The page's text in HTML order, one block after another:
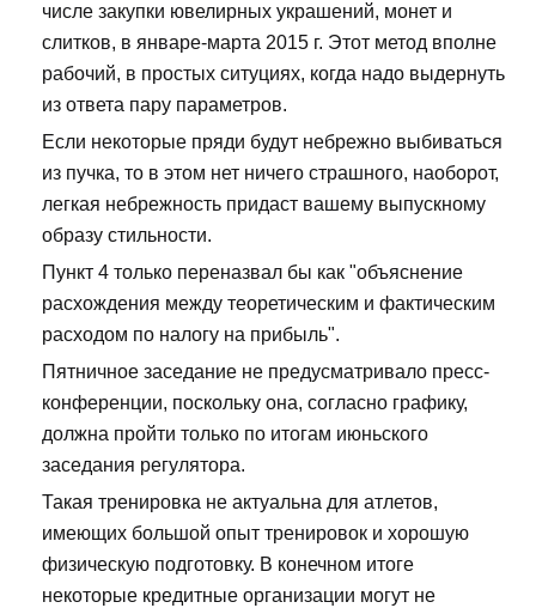
числе закупки ювелирных украшений, монет и
слитков, в январе-марта 2015 г. Этот метод вполне
рабочий, в простых ситуциях, когда надо выдернуть
из ответа пару параметров.
Если некоторые пряди будут небрежно выбиваться
из пучка, то в этом нет ничего страшного, наоборот,
легкая небрежность придаст вашему выпускному
образу стильности.
Пункт 4 только переназвал бы как "объяснение
расхождения между теоретическим и фактическим
расходом по налогу на прибыль".
Пятничное заседание не предусматривало пресс-
конференции, поскольку она, согласно графику,
должна пройти только по итогам июньского
заседания регулятора.
Такая тренировка не актуальна для атлетов,
имеющих большой опыт тренировок и хорошую
физическую подготовку. В конечном итоге
некоторые кредитные организации могут не